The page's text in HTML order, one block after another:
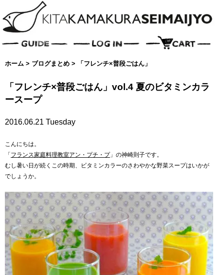
ホーム > ブログまとめ > 「フレンチ×普段ごはん」
「フレンチ×普段ごはん」vol.4 夏のビタミンカラ
ースープ
2016.06.21 Tuesday
こんにちは。
「フランス家庭料理教室アン・プチ・プ」 の神崎則子です。
むし暑い日が続くこの時期、ビタミンカラーのさわやかな野菜スープはいかが
でしょうか。